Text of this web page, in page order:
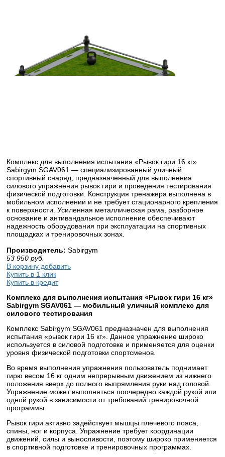
Комплекс для выполнения испытания «Рывок гири 16 кг»
Sabirgym SGAV061 — специализированный уличный
спортивный снаряд, предназначенный для выполнения
силового упражнения рывок гири и проведения тестирования
физической подготовки. Конструкция тренажера выполнена в
мобильном исполнении и не требует стационарного крепления
к поверхности. Усиленная металлическая рама, разборное
основание и антивандальное исполнение обеспечивают
надежность оборудования при эксплуатации на спортивных
площадках и тренировочных зонах.
Производитель: Sabirgym
53 950 руб.
В корзину добавить
Купить в 1 клик
Купить в кредит
Комплекс для выполнения испытания «Рывок гири 16 кг»
Sabirgym SGAV061 — мобильный уличный комплекс для
силового тестирования
Комплекс Sabirgym SGAV061 предназначен для выполнения
испытания «рывок гири 16 кг». Данное упражнение широко
используется в силовой подготовке и применяется для оценки
уровня физической подготовки спортсменов.
Во время выполнения упражнения пользователь поднимает
гирю весом 16 кг одним непрерывным движением из нижнего
положения вверх до полного выпрямления руки над головой.
Упражнение может выполняться поочередно каждой рукой или
одной рукой в зависимости от требований тренировочной
программы.
Рывок гири активно задействует мышцы плечевого пояса,
спины, ног и корпуса. Упражнение требует координации
движений, силы и выносливости, поэтому широко применяется
в спортивной подготовке и тренировочных программах.